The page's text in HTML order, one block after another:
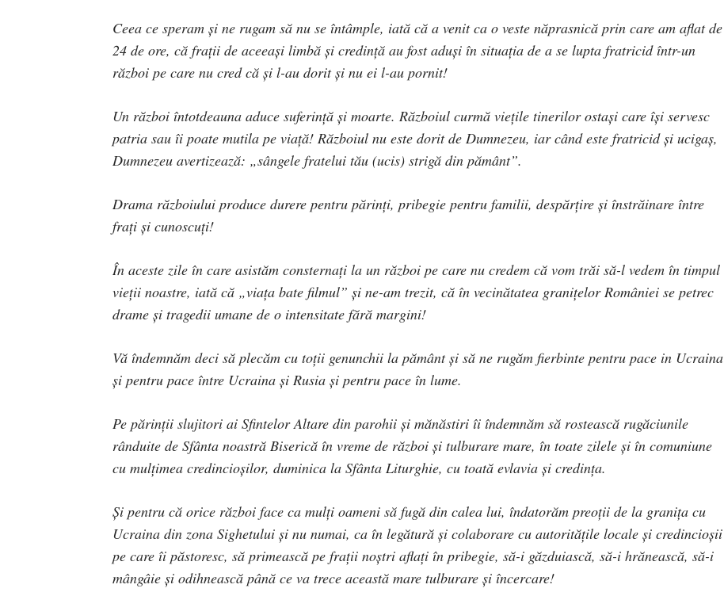
Ceea ce speram și ne rugam să nu se întâmple, iată că a venit ca o veste năprasnică prin care am aflat de
24 de ore, că frații de aceeași limbă și credință au fost aduși în situația de a se lupta fratricid într-un
război pe care nu cred că și l-au dorit și nu ei l-au pornit!
Un război întotdeauna aduce suferință și moarte. Războiul curmă viețile tinerilor ostași care își servesc
patria sau îi poate mutila pe viață! Războiul nu este dorit de Dumnezeu, iar când este fratricid și ucigaș,
Dumnezeu avertizează: „sângele fratelui tău (ucis) strigă din pământ”.
Drama războiului produce durere pentru părinți, pribegie pentru familii, despărțire și înstrăinare între
frați și cunoscuți!
În aceste zile în care asistăm consternați la un război pe care nu credem că vom trăi să-l vedem în timpul
vieții noastre, iată că „viața bate filmul” și ne-am trezit, că în vecinătatea granițelor României se petrec
drame și tragedii umane de o intensitate fără margini!
Vă îndemnăm deci să plecăm cu toții genunchii la pământ și să ne rugăm fierbinte pentru pace in Ucraina
și pentru pace între Ucraina și Rusia și pentru pace în lume.
Pe părinții slujitori ai Sfintelor Altare din parohii și mănăstiri îi îndemnăm să rostească rugăciunile
rânduite de Sfânta noastră Biserică în vreme de război și tulburare mare, în toate zilele și în comuniune
cu mulțimea credincioșilor, duminica la Sfânta Liturghie, cu toată evlavia și credința.
Și pentru că orice război face ca mulți oameni să fugă din calea lui, îndatorăm preoții de la granița cu
Ucraina din zona Sighetului și nu numai, ca în legătură și colaborare cu autoritățile locale și credincioșii
pe care îi păstoresc, să primească pe frații noștri aflați în pribegie, să-i găzduiască, să-i hrănească, să-i
mângâie și odihnească până ce va trece această mare tulburare și încercare!